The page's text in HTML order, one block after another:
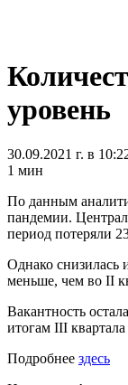
уровень
30.09.2021 г. в
1 мин
По данным
пандемии.
период потеряли
Однако снизилась
меньше, чем во II
Вакантность
итогам III
Подробнее здесь